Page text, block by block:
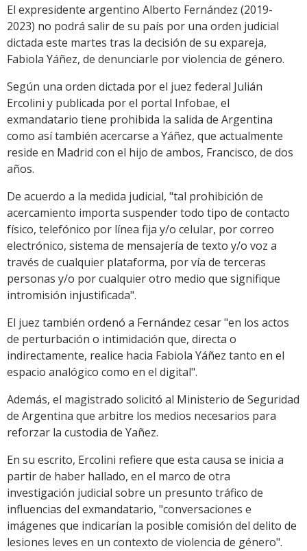
Link
El expresidente argentino Alberto Fernández (2019-
2023) no podrá salir de su país por una orden judicial
dictada este martes tras la decisión de su expareja,
Fabiola Yáñez, de denunciarle por violencia de género.
Según una orden dictada por el juez federal Julián
Ercolini y publicada por el portal Infobae, el
exmandatario tiene prohibida la salida de Argentina
como así también acercarse a Yáñez, que actualmente
reside en Madrid con el hijo de ambos, Francisco, de dos
años.
De acuerdo a la medida judicial, "tal prohibición de
acercamiento importa suspender todo tipo de contacto
físico, telefónico por línea fija y/o celular, por correo
electrónico, sistema de mensajería de texto y/o voz a
través de cualquier plataforma, por vía de terceras
personas y/o por cualquier otro medio que signifique
intromisión injustificada".
El juez también ordenó a Fernández cesar "en los actos
de perturbación o intimidación que, directa o
indirectamente, realice hacia Fabiola Yáñez tanto en el
espacio analógico como en el digital".
Además, el magistrado solicitó al Ministerio de Seguridad
de Argentina que arbitre los medios necesarios para
reforzar la custodia de Yañez.
En su escrito, Ercolini refiere que esta causa se inicia a
partir de haber hallado, en el marco de otra
investigación judicial sobre un presunto tráfico de
influencias del exmandatario, "conversaciones e
imágenes que indicarían la posible comisión del delito de
lesiones leves en un contexto de violencia de género".